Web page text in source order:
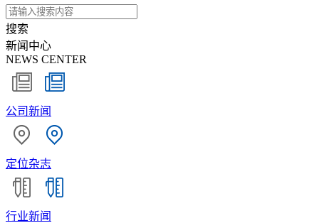
搜索
新闻中心
NEWS CENTER
公司新闻
定位杂志
行业新闻